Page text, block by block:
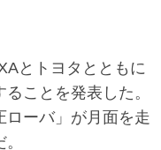
とトヨタとともに
ことを発表した。
ローバ」が月面を走